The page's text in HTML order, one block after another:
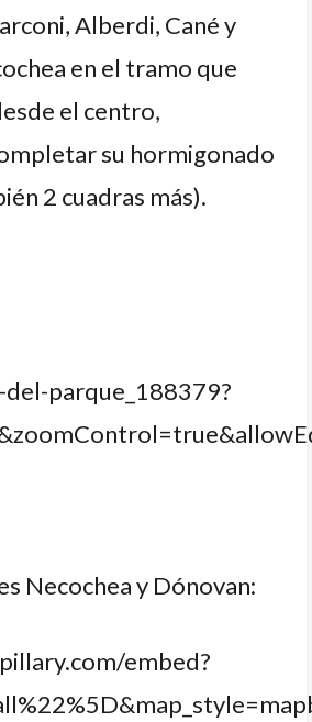
Alberdi, Cané y
en el tramo que
el centro,
su hormigonado
2 cuadras más).
parque_188379?
Necochea y Dónovan:
embed?